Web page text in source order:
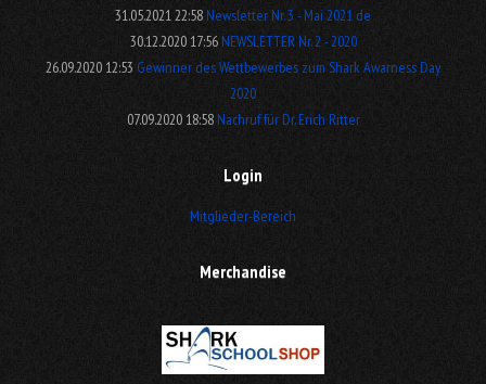
31.05.2021 22:58 Newsletter Nr. 3 - Mai 2021 de
30.12.2020 17:56NEWSLETTER Nr. 2 - 2020
26.09.2020 12:53 Gewinner des Wettbewerbes zum Shark Awarness Day
2020
07.09.2020 18:58 Nachruf für Dr. Erich Ritter
Login
Mitglieder-Bereich
Merchandise